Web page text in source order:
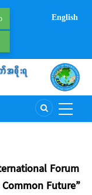
English
Forum
Future”